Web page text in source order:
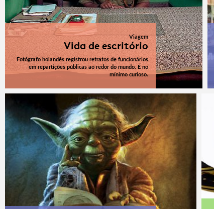
Viagem
Vida de escritório
Fotógrafo holandês registrou retratos de funcionários
em repartições públicas ao redor do mundo. É no
mínimo curioso.